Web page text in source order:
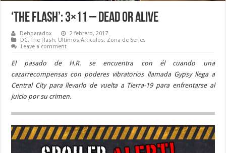
‘The Flash’: 3×11 – Dead or Alive
Dehparadox
2 febrero, 2017
DC,The Flash, Ultimos Articulos, Zona de Series
Leave a comment
El pasado de H.R. se encuentra con él cuando una
cazarrecompensas con poderes vibratorios llamada Gypsy llega a
Central City para llevarlo de vuelta a Tierra-19 para enfrentarse al
juicio por su crimen.